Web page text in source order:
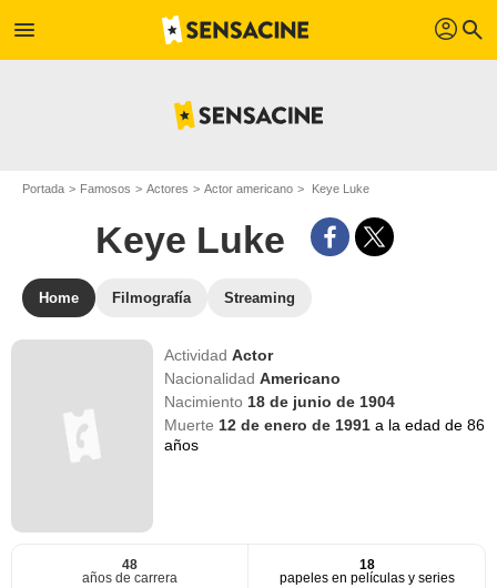
menu profil search
Portada Famosos Actores Actor americano Keye Luke
Keye Luke
Home Filmografía Streaming
ActividadActor
NacionalidadAmericano
Nacimiento 18 de junio de 1904
Muerte 12 de enero de 1991a la edad de 86
años
48
años de carrera
18
papeles en películas y series